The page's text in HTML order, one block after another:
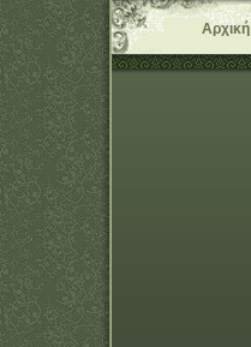
Αρχική